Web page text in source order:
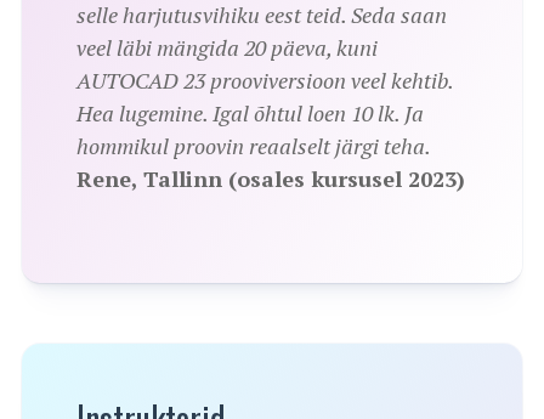
selle harjutusvihiku eest teid. Seda saan
veel läbi mängida 20 päeva, kuni
AUTOCAD 23 prooviversioon veel kehtib.
Hea lugemine. Igal õhtul loen 10 lk. Ja
hommikul proovin reaalselt järgi teha.
Rene, Tallinn (osales kursusel 2023)